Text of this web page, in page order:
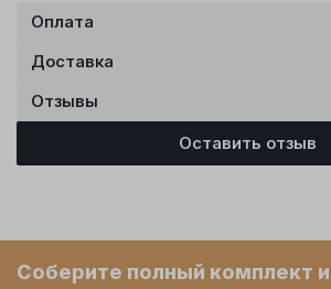
Оплата
Доставка
Отзывы
Оставить отзыв
Соберите полный комплект